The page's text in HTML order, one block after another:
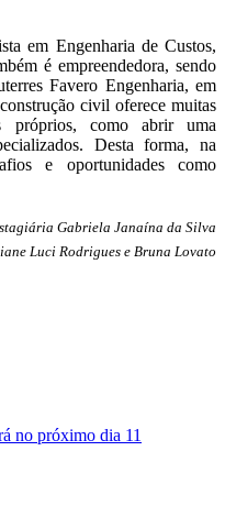
em Engenharia de Custos,
é empreendedora, sendo
Favero Engenharia, em
civil oferece muitas
próprios, como abrir uma
Desta forma, na
e oportunidades como
Gabriela Janaína da Silva
Luci Rodrigues e Bruna Lovato
no próximo dia 11